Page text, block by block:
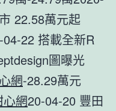
22.58萬元起
22 ​搭載全新R
圖曝光
網-28.29萬元
心網20-04-20 豐田